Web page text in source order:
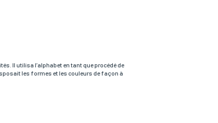
Il utilisa l’alphabet en tant que procédé de
les formes et les couleurs de façon à